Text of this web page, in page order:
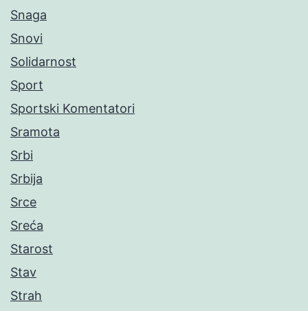
Snaga
Snovi
Solidarnost
Sport
Sportski Komentatori
Sramota
Srbi
Srbija
Srce
Sreća
Starost
Stav
Strah